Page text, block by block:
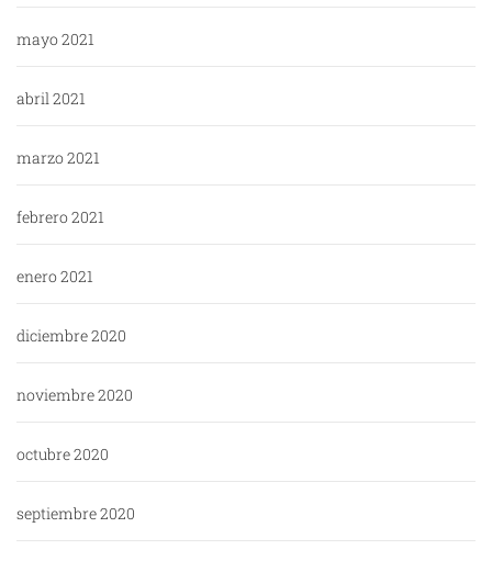
mayo 2021
abril 2021
marzo 2021
febrero 2021
enero 2021
diciembre 2020
noviembre 2020
octubre 2020
septiembre 2020